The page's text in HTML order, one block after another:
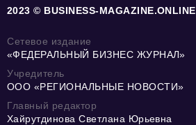
2023 © BUSINESS-MAGAZINE.ONLINE
Сетевое издание
«ФЕДЕРАЛЬНЫЙ БИЗНЕС ЖУРНАЛ»
Учредитель
ООО «РЕГИОНАЛЬНЫЕ НОВОСТИ»
Главный редактор
Хайрутдинова Светлана Юрьевна